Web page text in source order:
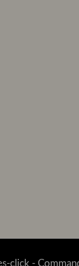
click -